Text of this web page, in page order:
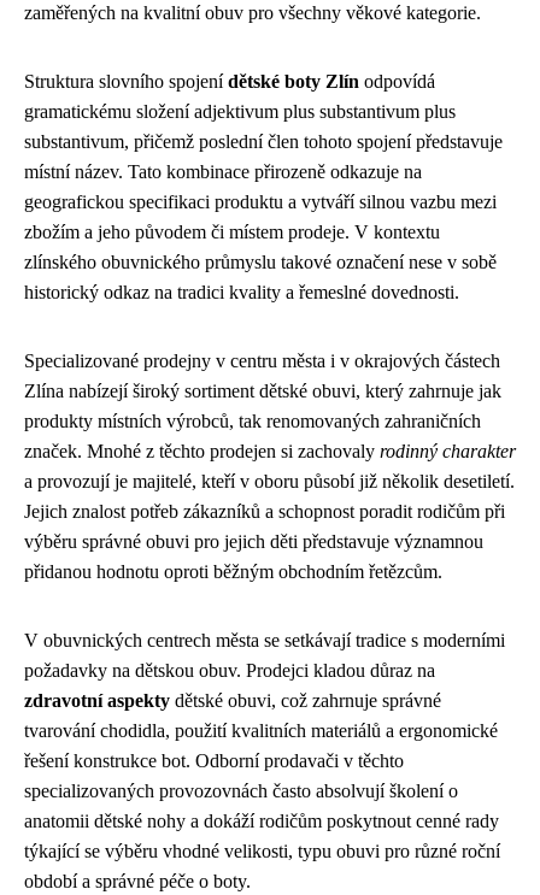
zaměřených na kvalitní obuv pro všechny věkové kategorie.
Struktura slovního spojenídětské boty Zlín odpovídá
gramatickému složení adjektivum plus substantivum plus
substantivum, přičemž poslední člen tohoto spojení představuje
místní název. Tato kombinace přirozeně odkazuje na
geografickou specifikaci produktu a vytváří silnou vazbu mezi
zbožím a jeho původem či místem prodeje. V kontextu
zlínského obuvnického průmyslu takové označení nese v sobě
historický odkaz na tradici kvality a řemeslné dovednosti.
Specializované prodejny v centru města i v okrajových částech
Zlína nabízejí široký sortiment dětské obuvi, který zahrnuje jak
produkty místních výrobců, tak renomovaných zahraničních
značek. Mnohé z těchto prodejen si zachovaly rodinný charakter
a provozují je majitelé, kteří v oboru působí již několik desetiletí.
Jejich znalost potřeb zákazníků a schopnost poradit rodičům při
výběru správné obuvi pro jejich děti představuje významnou
přidanou hodnotu oproti běžným obchodním řetězcům.
V obuvnických centrech města se setkávají tradice s moderními
požadavky na dětskou obuv. Prodejci kladou důraz na
zdravotní aspekty dětské obuvi, což zahrnuje správné
tvarování chodidla, použití kvalitních materiálů a ergonomické
řešení konstrukce bot. Odborní prodavači v těchto
specializovaných provozovnách často absolvují školení o
anatomii dětské nohy a dokáží rodičům poskytnout cenné rady
týkající se výběru vhodné velikosti, typu obuvi pro různé roční
období a správné péče o boty.